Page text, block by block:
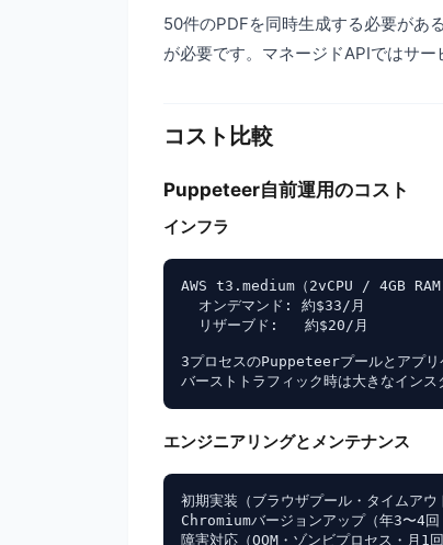
50件のPDFを同時生成する必要があ
が必要です。マネージドAPIではサー
コスト比較
Puppeteer自前運用のコスト
インフラ
AWS t3.medium（2vCPU / 4GB
  オンデマンド: 約$33/月
  リザーブド:   約$20/月
3プロセスのPuppeteerプールとアプリ
エンジニアリングとメンテナンス
初期実装（ブラウザプール・タイムア
Chromiumバージョンアップ（年3〜
障害対応（OOM・ゾンビプロセス